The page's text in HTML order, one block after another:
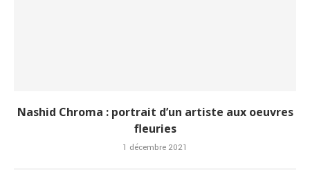
Nashid Chroma : portrait d’un artiste aux oeuvres
fleuries
1 décembre 2021